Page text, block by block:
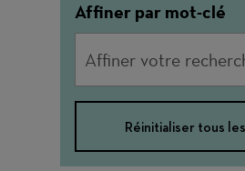
Affiner par mot-clé
Réinitialiser tous